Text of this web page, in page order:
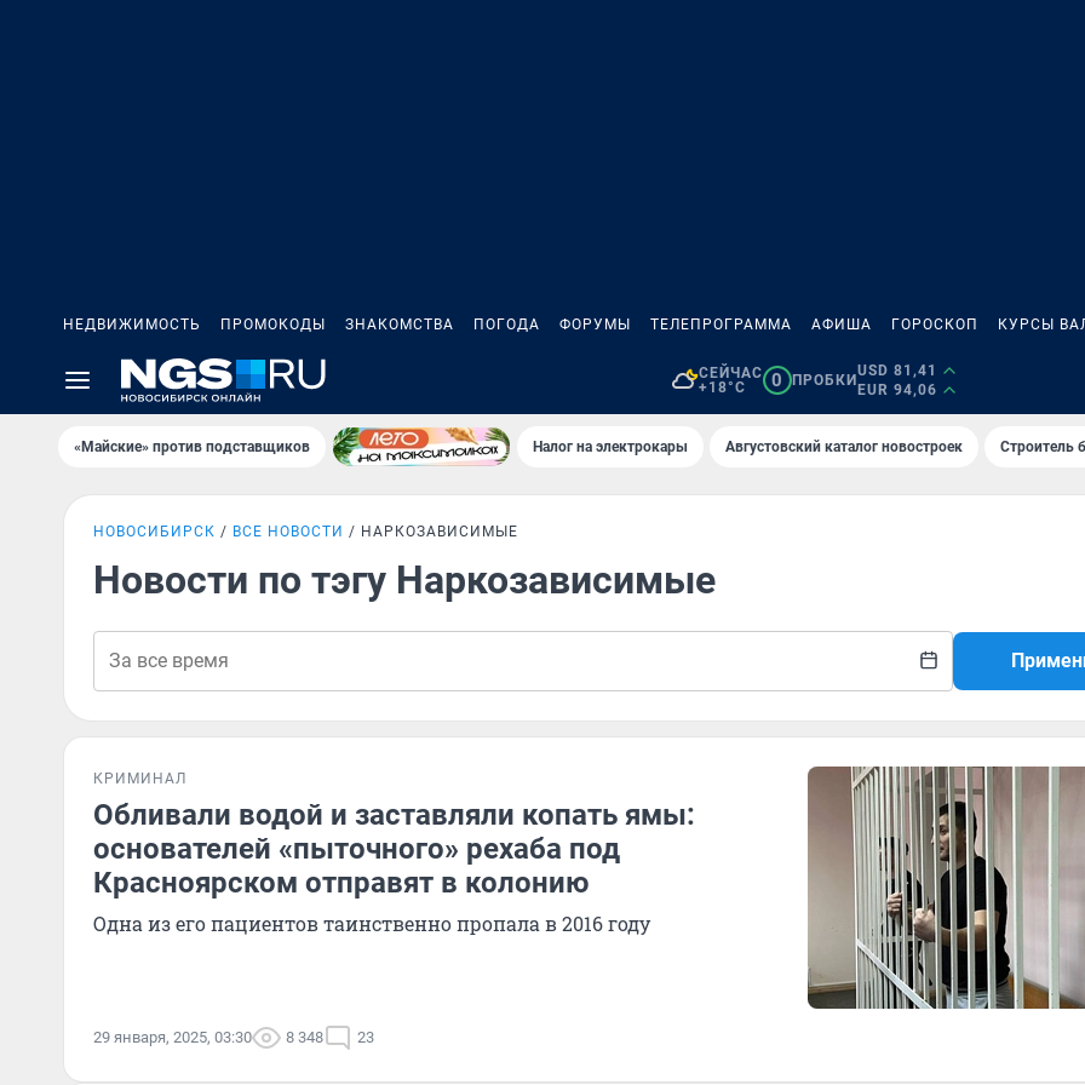
НЕДВИЖИМОСТЬ ПРОМОКОДЫ ЗНАКОМСТВА ПОГОДА ФОРУМЫ ТЕЛЕПРОГРАММА АФИША ГОРОСКОП КУРСЫ
СЕЙЧАС
+18°C
0 ПРОБКИ
USD 81,41
EUR 94,06
«Майские» против подставщиков Налог на электрокары Августовский каталог новостроек Строитель
НОВОСИБИРСК ВСЕ НОВОСТИ НАРКОЗАВИСИМЫЕ
Новости по тэгу Наркозависимые
КРИМИНАЛ
Обливали водой и заставляли копать ямы:
основателей «пыточного» рехаба под
Красноярском отправят в колонию
Одна из его пациентов таинственно пропала в 2016 году
29 января, 2025, 03:30 8 348 23